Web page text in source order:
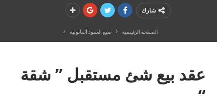
شارك
الصفحة الرئيسية صيغ العقود القانونيه
عقد بيع شئ مستقبل ” شقة
“